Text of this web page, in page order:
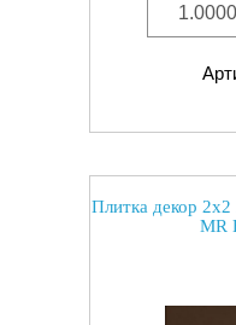
Плитка декор
MR